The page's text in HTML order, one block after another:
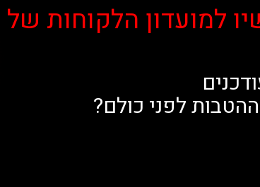
למועדון הלקוחות של
לפני כולם?